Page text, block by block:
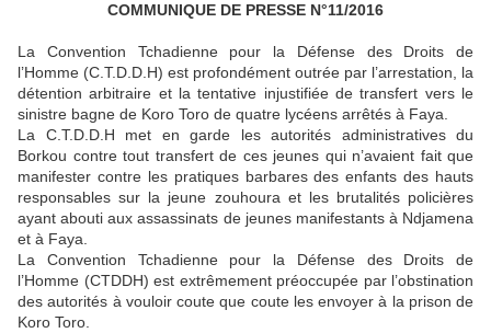
COMMUNIQUE DE PRESSE N°11/2016
La Convention Tchadienne pour la Défense des Droits de
l’Homme (C.T.D.D.H) est profondément outrée par l’arrestation, la
détention arbitraire et la tentative injustifiée de transfert vers le
sinistre bagne de Koro Toro de quatre lycéens arrêtés à Faya.
La C.T.D.D.H met en garde les autorités administratives du
Borkou contre tout transfert de ces jeunes qui n’avaient fait que
manifester contre les pratiques barbares des enfants des hauts
responsables sur la jeune zouhoura et les brutalités policières
ayant abouti aux assassinats de jeunes manifestants à Ndjamena
et à Faya.
La Convention Tchadienne pour la Défense des Droits de
l’Homme (CTDDH) est extrêmement préoccupée par l’obstination
des autorités à vouloir coute que coute les envoyer à la prison de
Koro Toro.